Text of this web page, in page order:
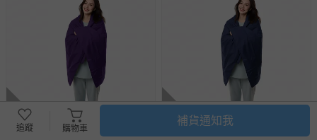
搶購一空 搶購一空
追蹤 購物車
補貨通知我